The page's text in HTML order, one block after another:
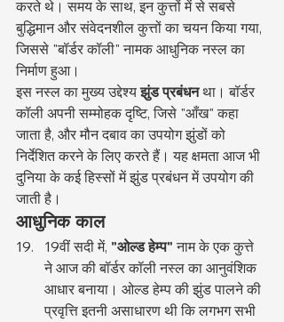
करते थे। समय के साथ, इन कुत्तों में से सबसे
बुद्धिमान और संवेदनशील कुत्तों का चयन किया गया,
जिससे "बॉर्डर कॉली" नामक आधुनिक नस्ल का
निर्माण हुआ।
इस नस्ल का मुख्य उद्देश्य झुंड प्रबंधन था। बॉर्डर
कॉली अपनी सम्मोहक दृष्टि, जिसे "आँख" कहा
जाता है, और मौन दबाव का उपयोग झुंडों को
निर्देशित करने के लिए करते हैं। यह क्षमता आज भी
दुनिया के कई हिस्सों में झुंड प्रबंधन में उपयोग की
जाती है।
आधुनिक काल
19वीं सदी में, "ओल्ड हेम्प" नाम के एक कुत्ते
ने आज की बॉर्डर कॉली नस्ल का आनुवंशिक
आधार बनाया। ओल्ड हेम्प की झुंड पालने की
प्रवृत्ति इतनी असाधारण थी कि लगभग सभी